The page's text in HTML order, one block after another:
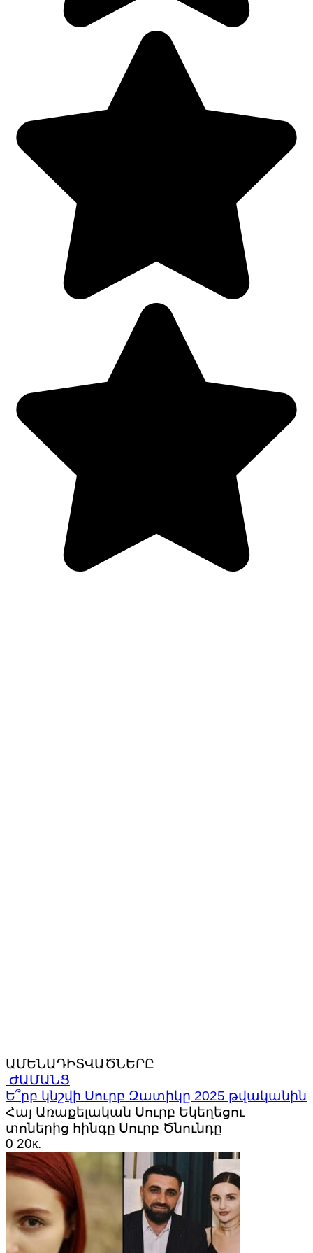
ԱՄԵՆԱԴԻՏՎԱԾՆԵՐԸ
ԺԱՄԱՆՑ
Ե՞րբ կնշվի Սուրբ Զատիկը 2025 թվականին
Հայ Առաքելական Սուրբ Եկեղեցու
տոներից հինգը Սուրբ Ծնունդը
0 20к.